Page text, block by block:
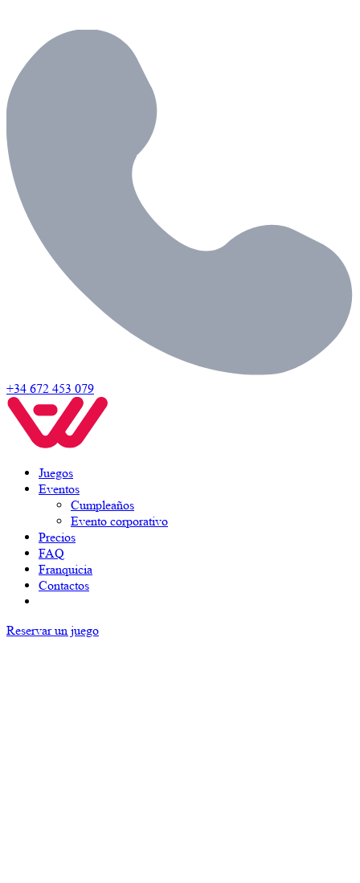
+34 672 453 079
Juegos
Eventos
Cumpleaños
Evento corporativo
Precios
FAQ
Franquicia
Contactos
Reservar un juego